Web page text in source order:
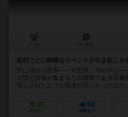
処刑ごとに特殊なイベントが引き起こさ
空に浮かぶ世界――天空界。その中心
人間と技術が集まるこの場所である日
荒らされたような死体が見つかったのだ
10
興味あり
56
経験あり